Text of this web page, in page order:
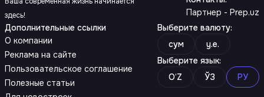
здесь!
Партнер - Prep.uz
Дополнительные ссылки
О компании
Реклама на сайте
Пользовательское соглашение
Полезные статьи
Выберите валюту:
сум
y.e.
Выберите язык:
O‘Z
ЎЗ РУ